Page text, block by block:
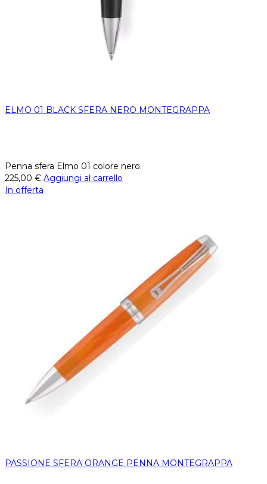
ELMO 01 BLACK SFERA NERO MONTEGRAPPA
Penna sfera Elmo 01 colore nero.
225,00 € Aggiungi al carrello
In offerta
PASSIONE SFERA ORANGE PENNA MONTEGRAPPA